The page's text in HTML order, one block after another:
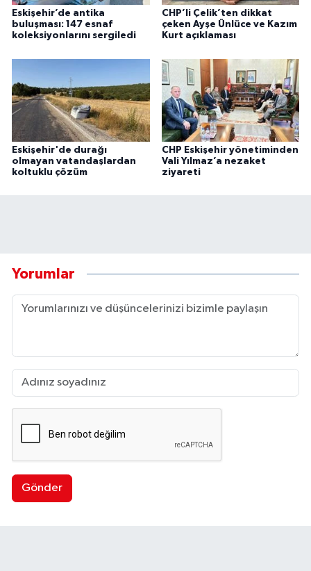
Eskişehir’de antika
buluşması: 147 esnaf
koleksiyonlarını sergiledi
CHP’li Çelik’ten dikkat
çeken Ayşe Ünlüce ve Kazım
Kurt açıklaması
Eskişehir'de durağı
olmayan vatandaşlardan
koltuklu çözüm
CHP Eskişehir yönetiminden
Vali Yılmaz’a nezaket
ziyareti
Yorumlar
Gönder